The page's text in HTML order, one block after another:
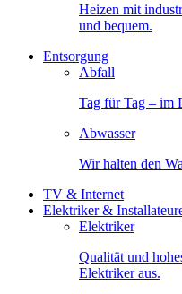
Heizen mit
und bequem.
Entsorgung
Abfall
Tag für Tag – im
Abwasser
Wir halten den
TV & Internet
Elektriker &
Elektriker
Qualität und
Elektriker aus.